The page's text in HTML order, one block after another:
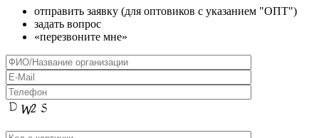
отправить заявку (для оптовиков с указанием "ОПТ")
задать вопрос
«перезвоните мне»